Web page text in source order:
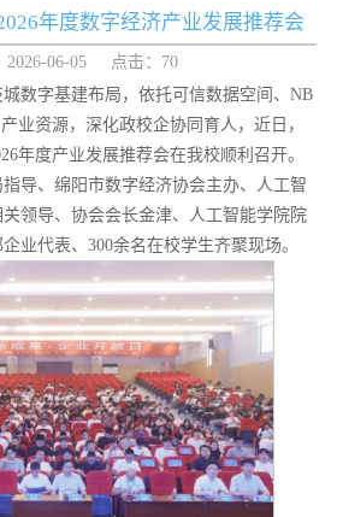
年度数字经济产业发展推荐会
2026-06-05 点击： 70
数字基建布局，依托可信数据空间、NB
业资源，深化政校企协同育人，近日，
年度产业发展推荐会在我校顺利召开。
导、绵阳市数字经济协会主办、人工智
领导、协会会长金津、人工智能学院院
业代表、300余名在校学生齐聚现场。